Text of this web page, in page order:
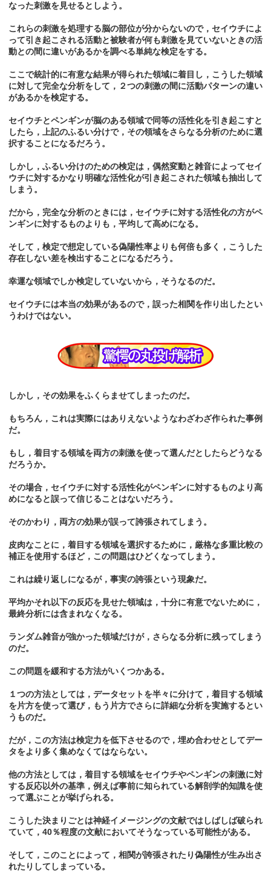
なった刺激を見せるとしよう。
これらの刺激を処理する脳の部位が分からないので，セイウチによ
って引き起こされる活動と被験者が何も刺激を見ていないときの活
動との間に違いがあるかを調べる単純な検定をする。
ここで統計的に有意な結果が得られた領域に着目し，こうした領域
に対して完全な分析をして，２つの刺激の間に活動パターンの違い
があるかを検定する。
セイウチとペンギンが脳のある領域で同等の活性化を引き起こすと
したら，上記のふるい分けで，その領域をさらなる分析のために選
択することになるだろう。
しかし，ふるい分けのための検定は，偶然変動と雑音によってセイ
ウチに対するかなり明確な活性化が引き起こされた領域も抽出して
しまう。
だから，完全な分析のときには，セイウチに対する活性化の方がペ
ンギンに対するものよりも，平均して高めになる。
そして，検定で想定している偽陽性率よりも何倍も多く，こうした
存在しない差を検出することになるだろう。
幸運な領域でしか検定していないから，そうなるのだ。
セイウチには本当の効果があるので，誤った相関を作り出したとい
うわけではない。
しかし，その効果をふくらませてしまったのだ。
もちろん，これは実際にはありえないようなわざわざ作られた事例
だ。
もし，着目する領域を両方の刺激を使って選んだとしたらどうなる
だろうか。
その場合，セイウチに対する活性化がペンギンに対するものより高
めになると誤って信じることはないだろう。
そのかわり，両方の効果が誤って誇張されてしまう。
皮肉なことに，着目する領域を選択するために，厳格な多重比較の
補正を使用するほど，この問題はひどくなってしまう。
これは繰り返しになるが，事実の誇張という現象だ。
平均かそれ以下の反応を見せた領域は，十分に有意でないために，
最終分析には含まれなくなる。
ランダム雑音が強かった領域だけが，さらなる分析に残ってしまう
のだ。
この問題を緩和する方法がいくつかある。
１つの方法としては，データセットを半々に分けて，着目する領域
を片方を使って選び，もう片方でさらに詳細な分析を実施するとい
うものだ。
だが，この方法は検定力を低下させるので，埋め合わせとしてデー
タをより多く集めなくてはならない。
他の方法としては，着目する領域をセイウチやペンギンの刺激に対
する反応以外の基準，例えば事前に知られている解剖学的知識を使
って選ぶことが挙げられる。
こうした決まりごとは神経イメージングの文献ではしばしば破られ
ていて，40％程度の文献においてそうなっている可能性がある。
そして，このことによって，相関が誇張されたり偽陽性が生み出さ
れたりしてしまっている。